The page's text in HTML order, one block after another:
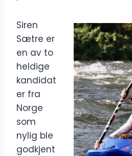
Siren
Sætre er
en av to
heldige
kandidat
er fra
Norge
som
nylig ble
godkjent